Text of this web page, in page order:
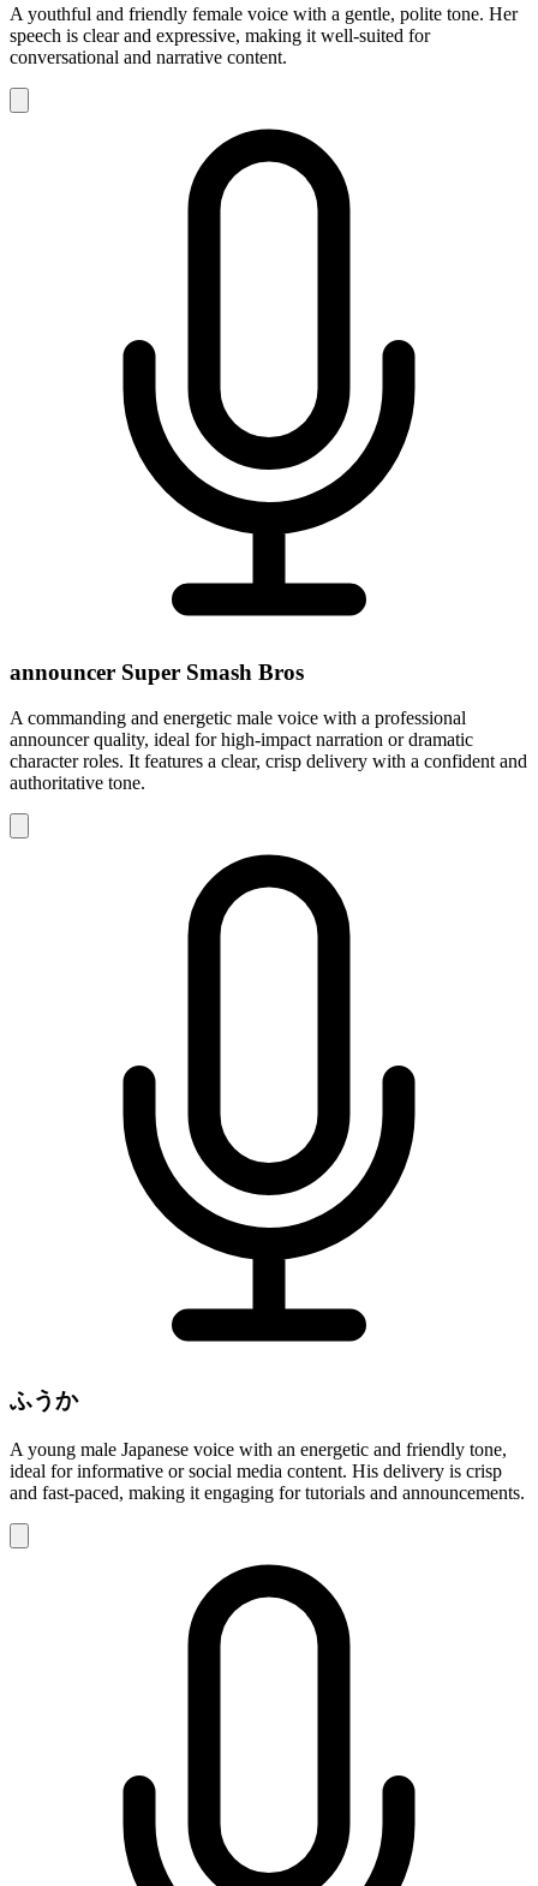
A youthful and friendly female voice with a gentle, polite tone. Her
speech is clear and expressive, making it well-suited for
conversational and narrative content.
announcer Super Smash Bros
A commanding and energetic male voice with a professional
announcer quality, ideal for high-impact narration or dramatic
character roles. It features a clear, crisp delivery with a confident and
authoritative tone.
ふうか
A young male Japanese voice with an energetic and friendly tone,
ideal for informative or social media content. His delivery is crisp
and fast-paced, making it engaging for tutorials and announcements.